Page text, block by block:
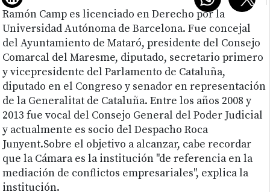
Ramón Camp es licenciado en Derecho por la
Universidad Autónoma de Barcelona. Fue concejal
del Ayuntamiento de Mataró, presidente del Consejo
Comarcal del Maresme, diputado, secretario primero
y vicepresidente del Parlamento de Cataluña,
diputado en el Congreso y senador en representación
de la Generalitat de Cataluña. Entre los años 2008 y
2013 fue vocal del Consejo General del Poder Judicial
y actualmente es socio del Despacho Roca
Junyent.Sobre el objetivo a alcanzar, cabe recordar
que la Cámara es la institución "de referencia en la
mediación de conflictos empresariales", explica la
institución.